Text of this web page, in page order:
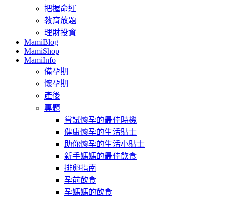
把握命運
教育放題
理財投資
MamiBlog
MamiShop
MamiInfo
備孕期
懷孕期
產後
專題
嘗試懷孕的最佳時機
健康懷孕的生活貼士
助你懷孕的生活小貼士
新手媽媽的最佳飲食
排卵指南
孕前飲食
孕媽媽的飲食